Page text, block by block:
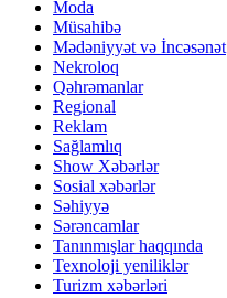
Moda
Müsahibə
Mədəniyyət və İncəsənət
Nekroloq
Qəhrəmanlar
Regional
Reklam
Sağlamlıq
Show Xəbərlər
Sosial xəbərlər
Səhiyyə
Sərəncamlar
Tanınmışlar haqqında
Texnoloji yeniliklər
Turizm xəbərləri